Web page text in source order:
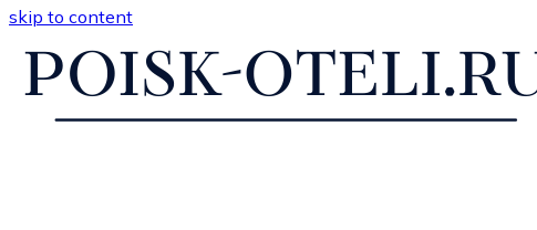
skip to content